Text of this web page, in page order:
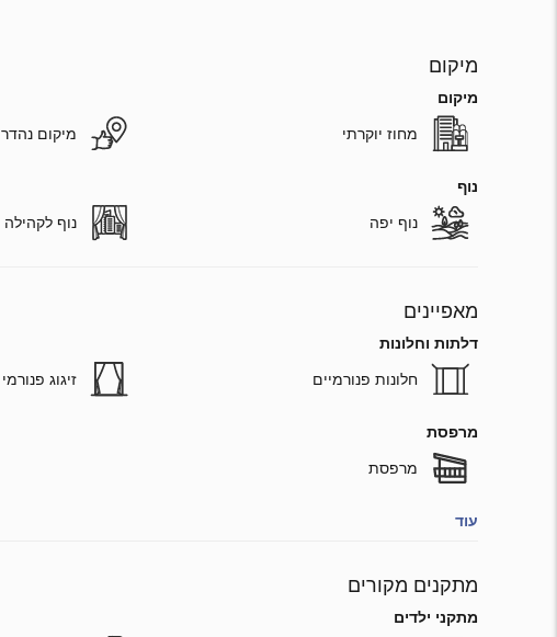
מיקום
מיקום
מחוז יוקרתי מיקום נהדר
נוף
נוף יפה נוף לקהילה
מאפיינים
דלתות וחלונות
חלונות פנורמיים זיגוג פנורמי
מרפסת
מרפסת
עוד
מתקנים מקורים
מתקני ילדים